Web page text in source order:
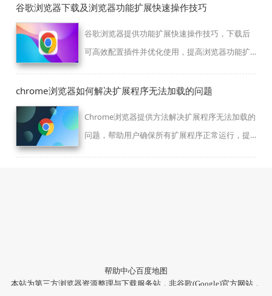
谷歌浏览器下载及浏览器功能扩展快速操作技巧
谷歌浏览器提供功能扩展快速操作技巧，下载后
可高效配置插件并优化使用，提高浏览器功能扩
chrome浏览器如何解决扩展程序无法加载的问题
Chrome浏览器提供方法解决扩展程序无法加载的
问题，帮助用户确保所有扩展程序正常运行，提
帮助中心百度地图
本站为第三方浏览器资源整理与下载服务站，非谷歌(Google)官方网站，